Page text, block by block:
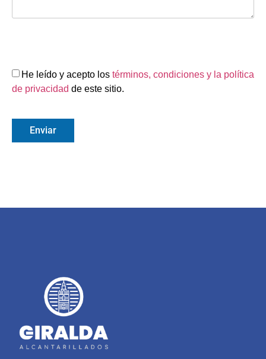
He leído y acepto los términos, condiciones y la política
de privacidad de este sitio.
Enviar